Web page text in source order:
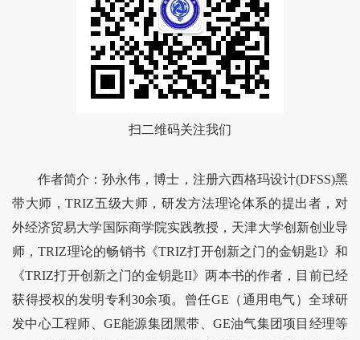
扫二维码关注我们
作者简介：孙永伟，博士，注册六西格玛设计(DFSS)黑
带大师，TRIZ五级大师，研发方法理论体系的提出者，对
外经济贸易大学国际商学院实践教授，天津大学创新创业导
师，TRIZ理论的畅销书《TRIZ打开创新之门的金钥匙I》和
《TRIZ打开创新之门的金钥匙II》两本书的作者，目前已经
获得授权的发明专利30余项。曾任GE（通用电气）全球研
发中心工程师、GE能源集团黑带、GE油气集团项目经理等